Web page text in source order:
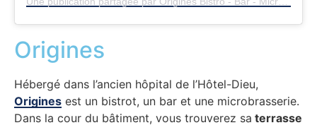
Origines
Hébergé dans l’ancien hôpital de l’Hôtel-Dieu,
Origines est un bistrot, un bar et une microbrasserie.
Dans la cour du bâtiment, vous trouverez sa terrasse